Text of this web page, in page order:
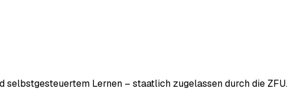
selbstgesteuertem Lernen – staatlich zugelassen durch die ZFU.